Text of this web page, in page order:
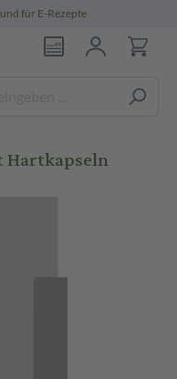
für E-Rezepte
Hartkapseln